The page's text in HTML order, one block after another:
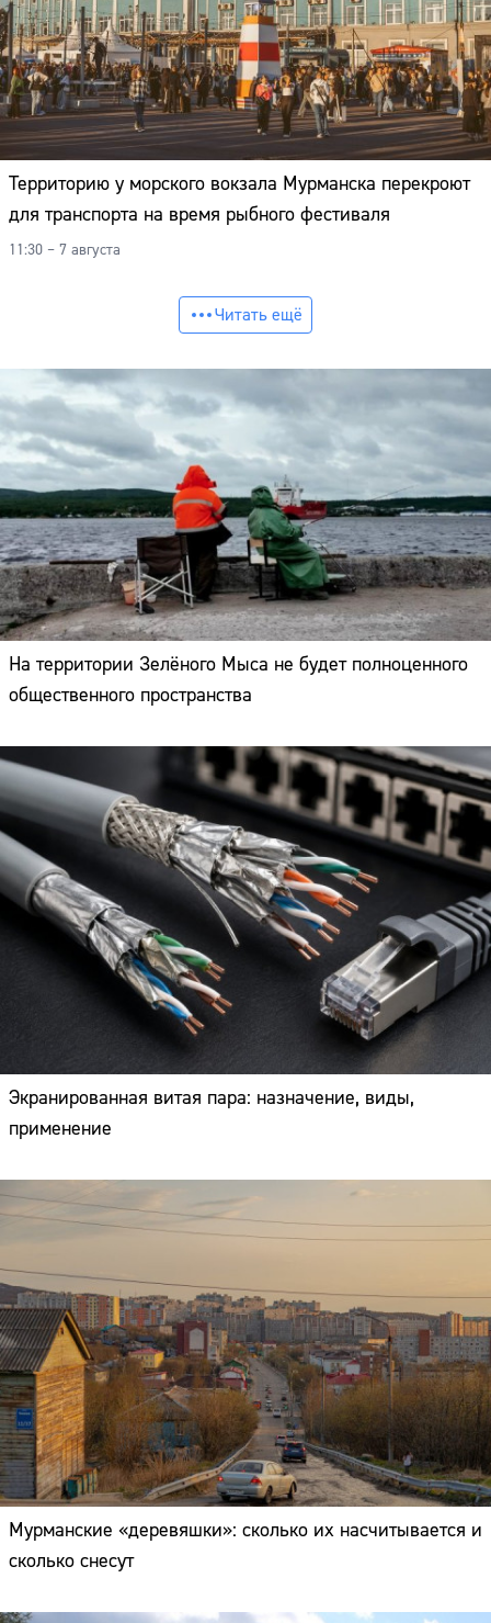
Территорию у морского вокзала Мурманска перекроют
для транспорта на время рыбного фестиваля
11:30 – 7 августа
Читать ещё
На территории Зелёного Мыса не будет полноценного
общественного пространства
Экранированная витая пара: назначение, виды,
применение
Мурманские «деревяшки»: сколько их насчитывается и
сколько снесут